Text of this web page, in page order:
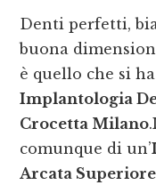
Denti perfetti,
buona
è quello che si
Implantologia
Crocetta Milano
comunque di un’
Arcata